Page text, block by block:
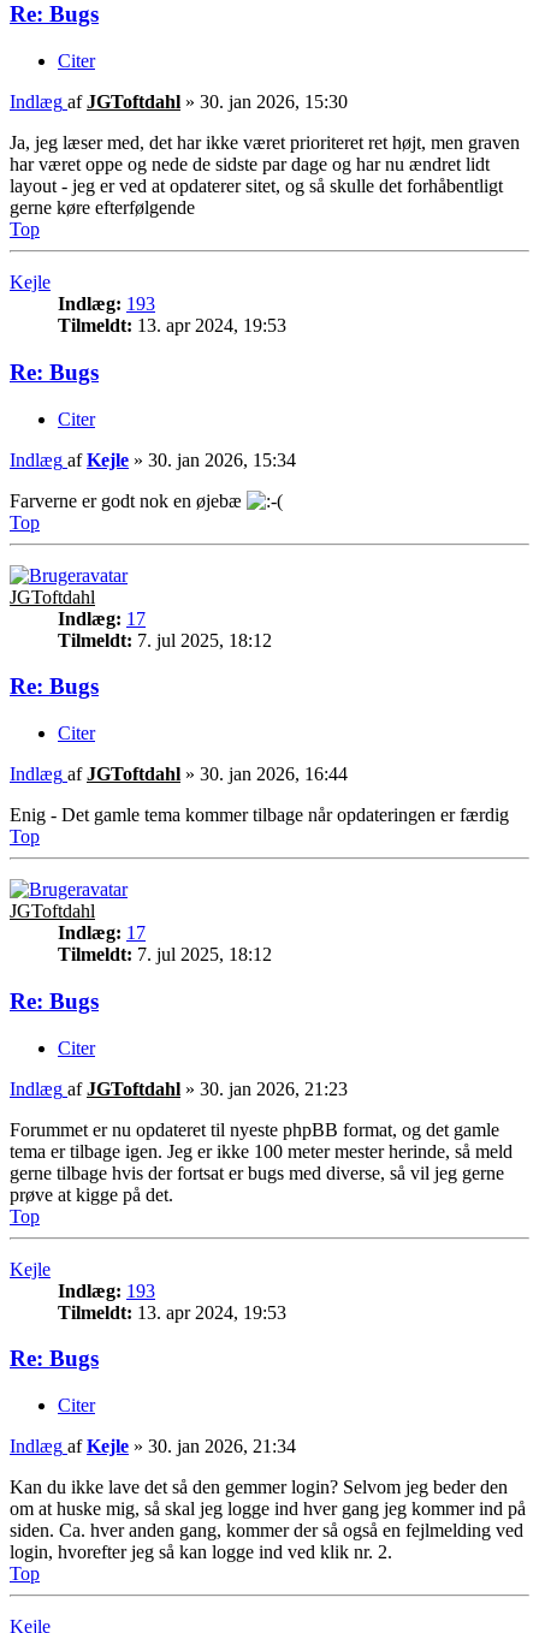
Re: Bugs
Citer
Indlæg afJGToftdahl » 30. jan 2026, 15:30
Ja, jeg læser med, det har ikke været prioriteret ret højt, men graven
har været oppe og nede de sidste par dage og har nu ændret lidt
layout - jeg er ved at opdaterer sitet, og så skulle det forhåbentligt
gerne køre efterfølgende
Top
Kejle
Indlæg: 193
Tilmeldt: 13. apr 2024, 19:53
Re: Bugs
Citer
Indlæg afKejle » 30. jan 2026, 15:34
Farverne er godt nok en øjebæ
Top
JGToftdahl
Indlæg: 17
Tilmeldt: 7. jul 2025, 18:12
Re: Bugs
Citer
Indlæg afJGToftdahl » 30. jan 2026, 16:44
Enig - Det gamle tema kommer tilbage når opdateringen er færdig
Top
JGToftdahl
Indlæg: 17
Tilmeldt: 7. jul 2025, 18:12
Re: Bugs
Citer
Indlæg afJGToftdahl » 30. jan 2026, 21:23
Forummet er nu opdateret til nyeste phpBB format, og det gamle
tema er tilbage igen. Jeg er ikke 100 meter mester herinde, så meld
gerne tilbage hvis der fortsat er bugs med diverse, så vil jeg gerne
prøve at kigge på det.
Top
Kejle
Indlæg: 193
Tilmeldt: 13. apr 2024, 19:53
Re: Bugs
Citer
Indlæg afKejle » 30. jan 2026, 21:34
Kan du ikke lave det så den gemmer login? Selvom jeg beder den
om at huske mig, så skal jeg logge ind hver gang jeg kommer ind på
siden. Ca. hver anden gang, kommer der så også en fejlmelding ved
login, hvorefter jeg så kan logge ind ved klik nr. 2.
Top
Kejle